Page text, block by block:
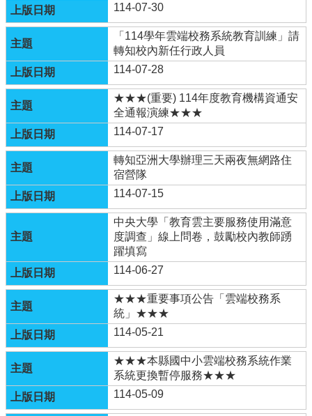
E
化
宣
導
網
站
生
專
區
健
康
中
心
(健
康
促
進
議
母
語
日
教
學
114-07-30
「114學年雲端校務系統教育訓練」請
轉知校內新任行政人員
114-07-28
★★★(重要) 114年度教育機構資通安
全通報演練★★★
114-07-17
轉知亞洲大學辦理三天兩夜無網路住
宿營隊
114-07-15
中央大學「教育雲主要服務使用滿意
度調查」線上問卷，鼓勵校內教師踴
躍填寫
114-06-27
★★★重要事項公告「雲端校務系
統」★★★
114-05-21
★★★本縣國中小雲端校務系統作業
系統更換暫停服務★★★
114-05-09